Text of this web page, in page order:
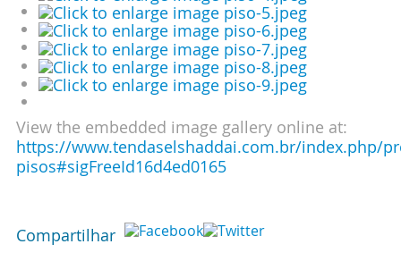
View the embedded image gallery online at:
https://www.tendaselshaddai.com.br/index.php/
pisos#sigFreeId16d4ed0165
Compartilhar